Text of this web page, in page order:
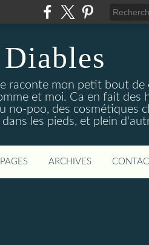
raconte mon petit bout de
et moi. Ca en fait des
poo, des cosmétiques
les pieds, et plein
PAGES ARCHIVES